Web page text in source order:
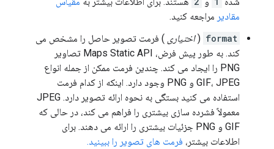
مقادیر مراجعه کنید.
format
(اختیاری ) فرمت تصویر حاصل را مشخص می
کند. به طور پیش فرض، Maps Static API تصاویر
PNG را ایجاد می کند. چندین فرمت ممکن از جمله انواع
GIF، JPEG و PNG وجود دارد. اینکه از کدام فرمت
استفاده می کنید بستگی به نحوه ارائه تصویر دارد. JPEG
معمولاً فشرده سازی بیشتری را فراهم می کند، در حالی که
GIF و PNG جزئیات بیشتری را ارائه می دهند. برای
اطلاعات بیشتر، فرمت های تصویر را ببینید.